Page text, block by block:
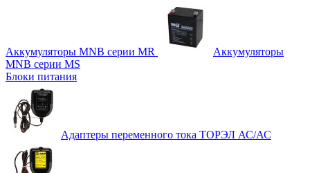
Аккумуляторы MNB серии MR
Аккумуляторы
MNB серии MS
Блоки питания
Адаптеры переменного тока ТОРЭЛ АС/АС